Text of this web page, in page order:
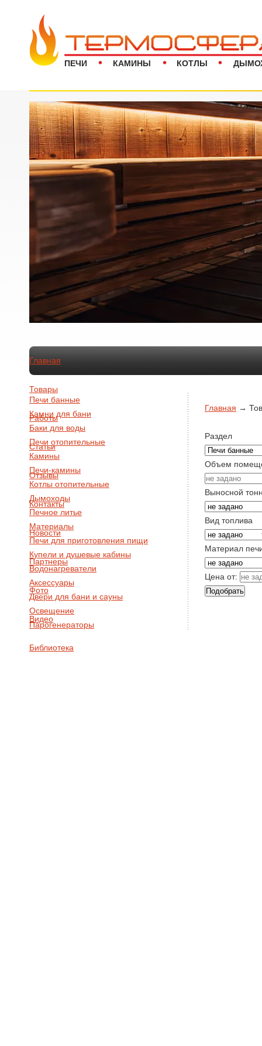
ПЕЧИ КАМИНЫ КОТЛЫ
Главная
Товары
Работы
Статьи
Отзывы
Контакты
Новости
Партнеры
Фото
Видео
Библиотека
Печи банные
Камни для бани
Баки для воды
Печи отопительные
Камины
Печи-камины
Котлы отопительные
Дымоходы
Печное литье
Материалы
Печи для приготовления пищи
Купели и душевые кабины
Водонагреватели
Аксессуары
Двери для бани и сауны
Освещение
Парогенераторы
Главная →
Раздел
Объем
Выносной
Вид топлива
Материал
Цена от: